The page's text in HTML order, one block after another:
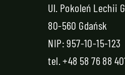
Ul. Pokoleń Lechii
80-560 Gdańsk
NIP: 957-10-15-123
tel.+48 58 76 88